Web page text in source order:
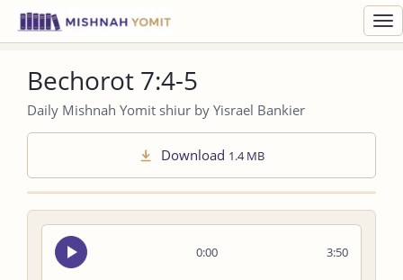
Bechorot 7:4-5
Daily Mishnah Yomit shiur by Yisrael Bankier
Download 1.4 MB
0:00
Seek
audio
3:50